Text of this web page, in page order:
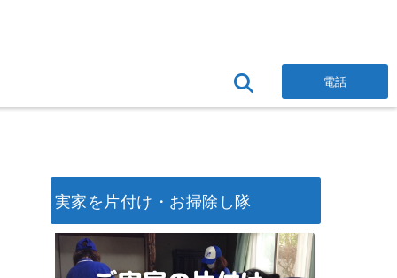
電話
実家を片付け・お掃除し隊